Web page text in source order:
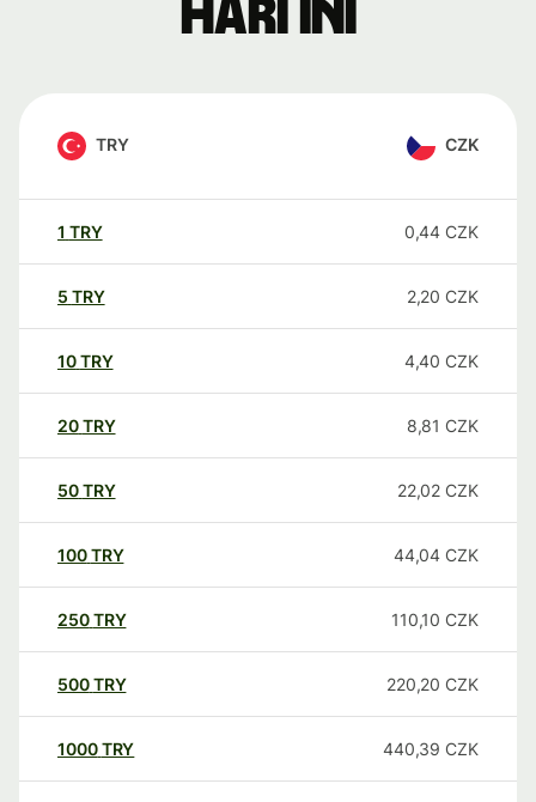
hari ini
TRY CZK
1 TRY 0,44 CZK
5 TRY 2,20 CZK
10TRY 4,40 CZK
20TRY 8,81 CZK
50TRY 22,02 CZK
100TRY 44,04 CZK
250TRY 110,10 CZK
500TRY 220,20 CZK
1000TRY 440,39 CZK